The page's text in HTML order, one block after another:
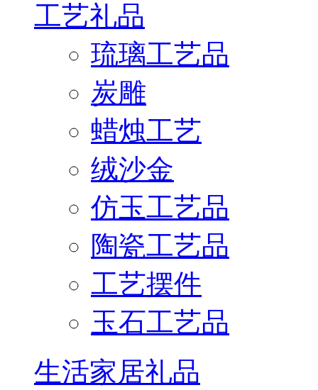
工艺礼品
琉璃工艺品
炭雕
蜡烛工艺
绒沙金
仿玉工艺品
陶瓷工艺品
工艺摆件
玉石工艺品
生活家居礼品